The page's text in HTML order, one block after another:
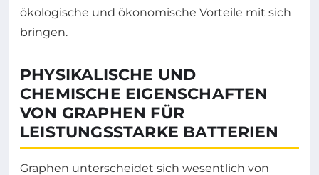
ökologische und ökonomische Vorteile mit sich
bringen.
PHYSIKALISCHE UND
CHEMISCHE EIGENSCHAFTEN
VON GRAPHEN FÜR
LEISTUNGSSTARKE BATTERIEN
Graphen unterscheidet sich wesentlich von